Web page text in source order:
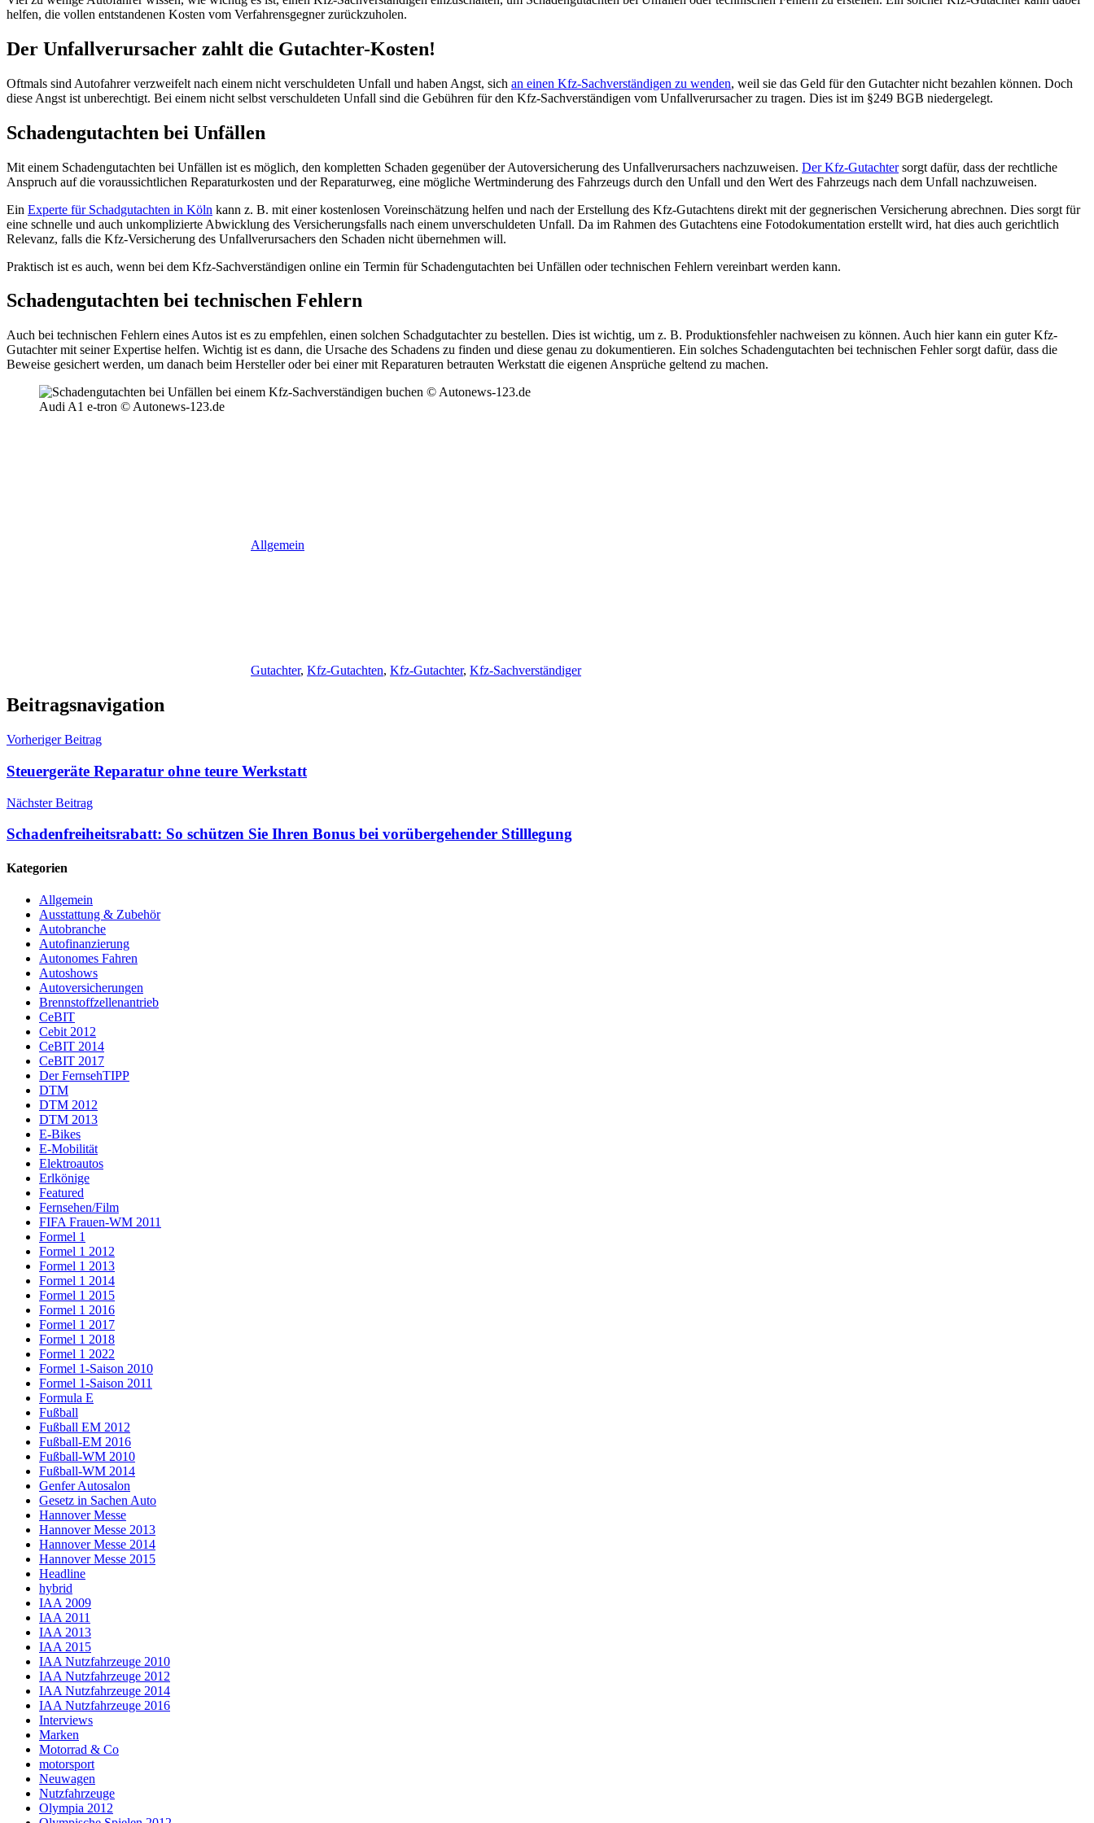
helfen, die vollen entstandenen Kosten vom Verfahrensgegner zurückzuholen.
Der Unfallverursacher zahlt die Gutachter-Kosten!
Oftmals sind Autofahrer verzweifelt nach einem nicht verschuldeten Unfall und haben Angst, sich an einen Kfz-Sachverständigen zu wenden, weil sie das Geld für den Gutachter nicht bezahlen können. Doch
diese Angst ist unberechtigt. Bei einem nicht selbst verschuldeten Unfall sind die Gebühren für den Kfz-Sachverständigen vom Unfallverursacher zu tragen. Dies ist im §249 BGB niedergelegt.
Schadengutachten bei Unfällen
Mit einem Schadengutachten bei Unfällen ist es möglich, den kompletten Schaden gegenüber der Autoversicherung des Unfallverursachers nachzuweisen. Der Kfz-Gutachtersorgt dafür, dass der rechtliche
Anspruch auf die voraussichtlichen Reparaturkosten und der Reparaturweg, eine mögliche Wertminderung des Fahrzeugs durch den Unfall und den Wert des Fahrzeugs nach dem Unfall nachzuweisen.
Ein Experte für Schadgutachten in Köln kann z. B. mit einer kostenlosen Voreinschätzung helfen und nach der Erstellung des Kfz-Gutachtens direkt mit der gegnerischen Versicherung abrechnen. Dies sorgt für
eine schnelle und auch unkomplizierte Abwicklung des Versicherungsfalls nach einem unverschuldeten Unfall. Da im Rahmen des Gutachtens eine Fotodokumentation erstellt wird, hat dies auch gerichtlich
Relevanz, falls die Kfz-Versicherung des Unfallverursachers den Schaden nicht übernehmen will.
Praktisch ist es auch, wenn bei dem Kfz-Sachverständigen online ein Termin für Schadengutachten bei Unfällen oder technischen Fehlern vereinbart werden kann.
Schadengutachten bei technischen Fehlern
Auch bei technischen Fehlern eines Autos ist es zu empfehlen, einen solchen Schadgutachter zu bestellen. Dies ist wichtig, um z. B. Produktionsfehler nachweisen zu können. Auch hier kann ein guter Kfz-
Gutachter mit seiner Expertise helfen. Wichtig ist es dann, die Ursache des Schadens zu finden und diese genau zu dokumentieren. Ein solches Schadengutachten bei technischen Fehler sorgt dafür, dass die
Beweise gesichert werden, um danach beim Hersteller oder bei einer mit Reparaturen betrauten Werkstatt die eigenen Ansprüche geltend zu machen.
Audi A1 e-tron © Autonews-123.de
Allgemein
Gutachter, Kfz-Gutachten, Kfz-Gutachter, Kfz-Sachverständiger
Beitragsnavigation
Vorheriger Beitrag
Steuergeräte Reparatur ohne teure Werkstatt
Nächster Beitrag
Schadenfreiheitsrabatt: So schützen Sie Ihren Bonus bei vorübergehender Stilllegung
Kategorien
Allgemein
Ausstattung & Zubehör
Autobranche
Autofinanzierung
Autonomes Fahren
Autoshows
Autoversicherungen
Brennstoffzellenantrieb
CeBIT
Cebit 2012
CeBIT 2014
CeBIT 2017
Der FernsehTIPP
DTM
DTM 2012
DTM 2013
E-Bikes
E-Mobilität
Elektroautos
Erlkönige
Featured
Fernsehen/Film
FIFA Frauen-WM 2011
Formel 1
Formel 1 2012
Formel 1 2013
Formel 1 2014
Formel 1 2015
Formel 1 2016
Formel 1 2017
Formel 1 2018
Formel 1 2022
Formel 1-Saison 2010
Formel 1-Saison 2011
Formula E
Fußball
Fußball EM 2012
Fußball-EM 2016
Fußball-WM 2010
Fußball-WM 2014
Genfer Autosalon
Gesetz in Sachen Auto
Hannover Messe
Hannover Messe 2013
Hannover Messe 2014
Hannover Messe 2015
Headline
hybrid
IAA 2009
IAA 2011
IAA 2013
IAA 2015
IAA Nutzfahrzeuge 2010
IAA Nutzfahrzeuge 2012
IAA Nutzfahrzeuge 2014
IAA Nutzfahrzeuge 2016
Interviews
Marken
Motorrad & Co
motorsport
Neuwagen
Nutzfahrzeuge
Olympia 2012